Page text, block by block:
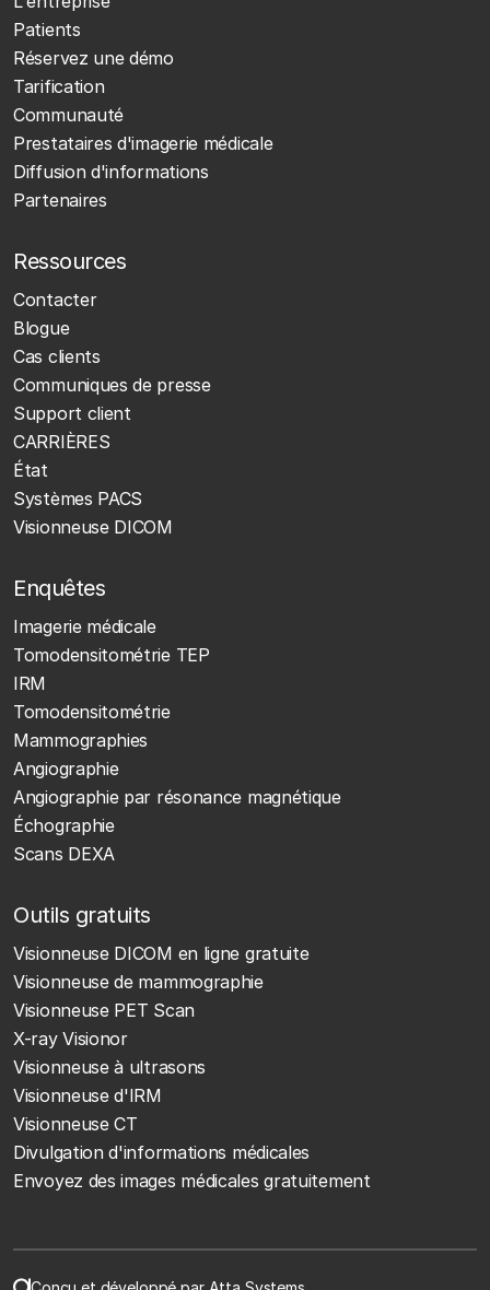
Patients
Réservez une démo
Tarification
Communauté
Prestataires d'imagerie médicale
Diffusion d'informations
Partenaires
Ressources
Contacter
Blogue
Cas clients
Communiques de presse
Support client
CARRIÈRES
État
Systèmes PACS
Visionneuse DICOM
Enquêtes
Imagerie médicale
Tomodensitométrie TEP
IRM
Tomodensitométrie
Mammographies
Angiographie
Angiographie par résonance magnétique
Échographie
Scans DEXA
Outils gratuits
Visionneuse DICOM en ligne gratuite
Visionneuse de mammographie
Visionneuse PET Scan
X-ray Visionor
Visionneuse à ultrasons
Visionneuse d'IRM
Visionneuse CT
Divulgation d'informations médicales
Envoyez des images médicales gratuitement